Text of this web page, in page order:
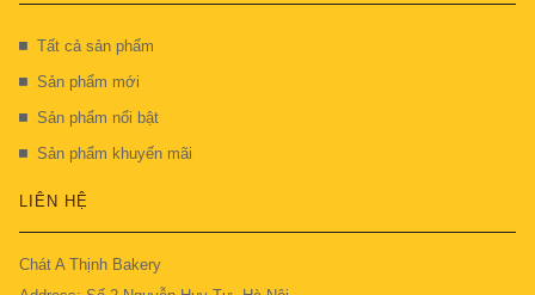
Tất cả sản phẩm
Sản phẩm mới
Sản phẩm nổi bật
Sản phẩm khuyến mãi
LIÊN HỆ
Chát A Thịnh Bakery